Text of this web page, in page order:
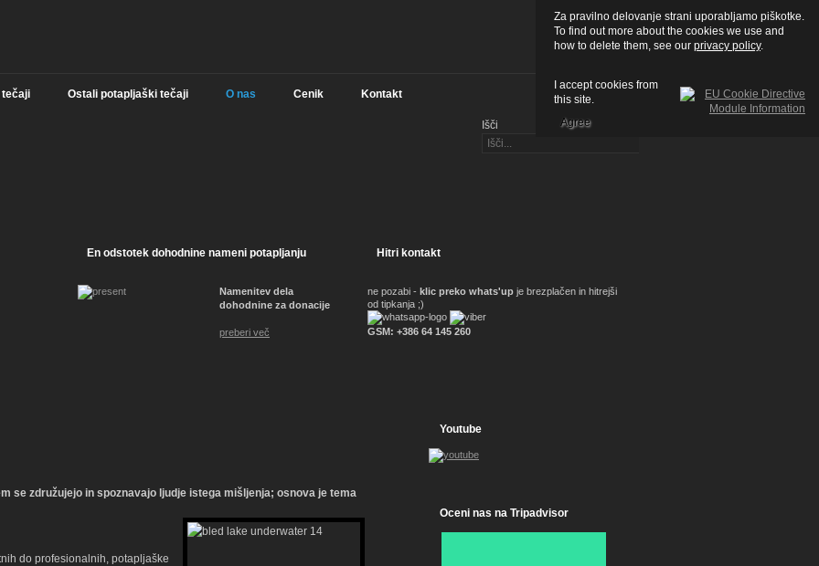
tečaji Ostali potapljaški tečaji O nas Cenik Kontakt
Išči
En odstotek dohodnine nameni potapljanju
Namenitev dela
dohodnine za donacije
preberi več
Hitri kontakt
ne pozabi - klic preko whats'up je brezplačen in hitrejši
od tipkanja ;)
GSM: +386 64 145 260
se združujejo in spoznavajo ljudje istega mišljenja; osnova je tema
do profesionalnih, potapljaške
Youtube
Oceni nas na Tripadvisor
Za pravilno delovanje strani uporabljamo piškotke.
To find out more about the cookies we use and
how to delete them, see our privacy policy.
I accept cookies from
this site.
Agree